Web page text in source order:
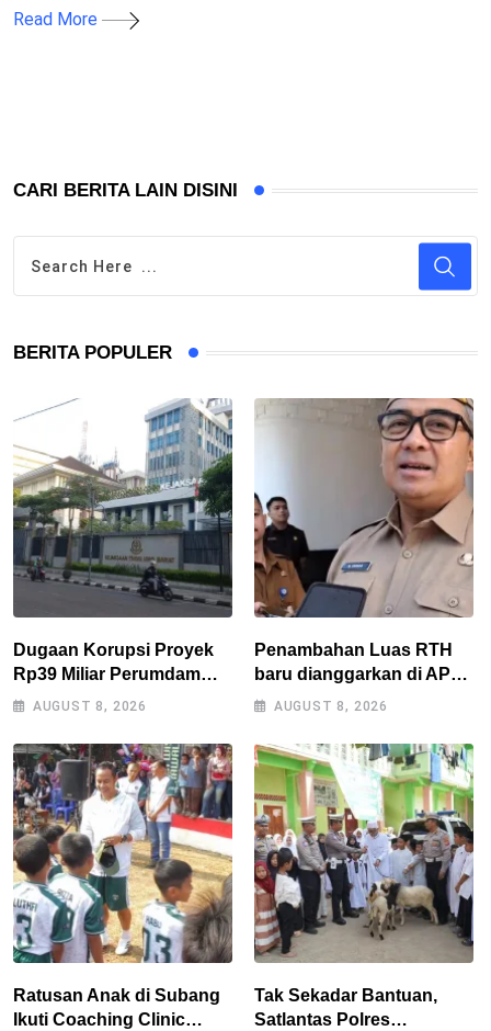
Read More
CARI BERITA LAIN DISINI
BERITA POPULER
Dugaan Korupsi Proyek
Rp39 Miliar Perumdam
Tirta Darma Ayu Disorot,
Jabar Supervisi
AUGUST 8, 2026
Penambahan Luas RTH
baru dianggarkan di APBD
2027, Walikota tidak
AUGUST 8, 2026
Ratusan Anak di Subang
Ikuti Coaching Clinic
Tak Sekadar Bantuan,
Satlantas Polres